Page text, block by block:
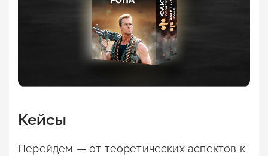
Кейсы
Перейдем — от теоретических аспектов к